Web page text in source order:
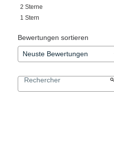
2 Sterne
1 Stern
Bewertungen sortieren